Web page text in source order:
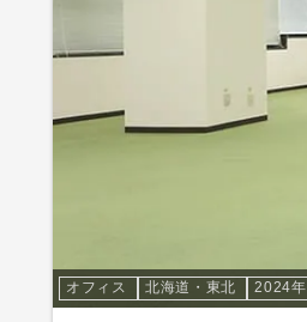
オフィス 北海道・東北 2024年